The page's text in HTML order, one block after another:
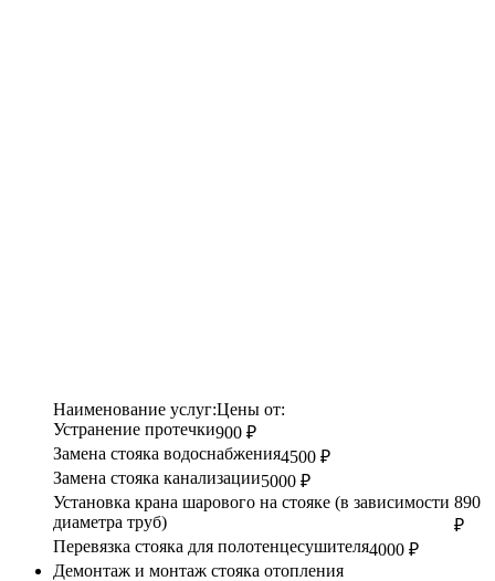
Наименование услуг:Цены от:
Устранение протечки900 ₽
Замена стояка водоснабжения4500 ₽
Замена стояка канализации5000 ₽
Установка крана шарового на стояке (в зависимости
диаметра труб)
890
₽
Перевязка стояка для полотенцесушителя4000 ₽
Демонтаж и монтаж стояка отопления